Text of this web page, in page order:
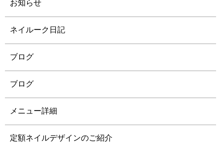
お知らせ
ネイルーク日記
ブログ
ブログ
メニュー詳細
定額ネイルデザインのご紹介